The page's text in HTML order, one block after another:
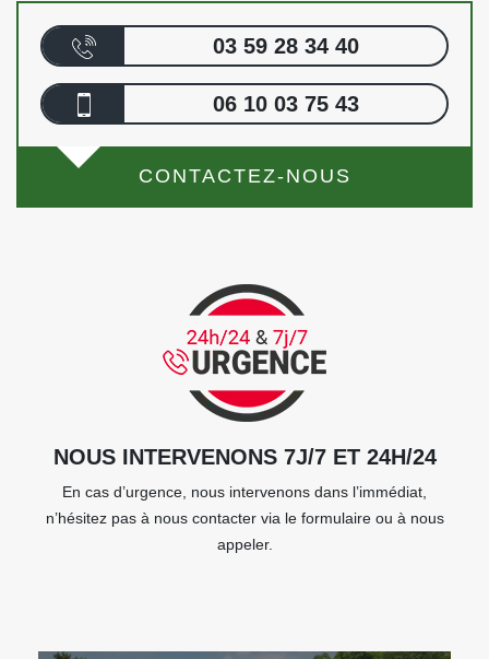
03 59 28 34 40
06 10 03 75 43
CONTACTEZ-NOUS
NOUS INTERVENONS 7J/7 ET 24H/24
En cas d’urgence, nous intervenons dans l’immédiat,
n’hésitez pas à nous contacter via le formulaire ou à nous
appeler.